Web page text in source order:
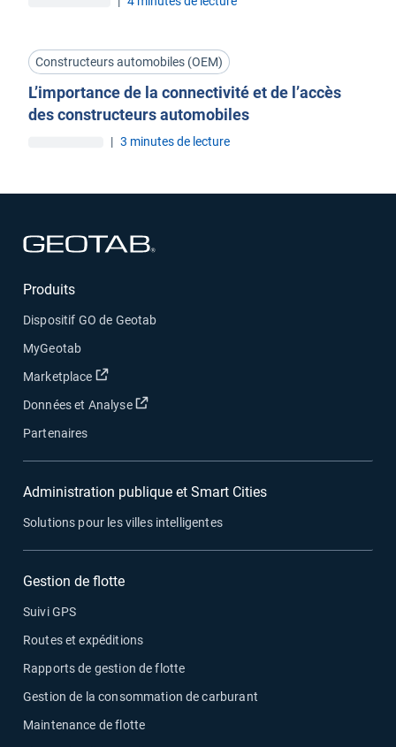
Constructeurs automobiles (OEM)
L’importance de la connectivité et de l’accès
des constructeurs automobiles
| 3 minutes de lecture
Produits
Dispositif GO de Geotab
MyGeotab
Marketplace
Ouvrir dans une nouvelle fenêtre
Données et Analyse Ouvrir dans une nouvelle fenêtre
Partenaires
Administration publique et Smart Cities
Solutions pour les villes intelligentes
Gestion de flotte
Suivi GPS
Routes et expéditions
Rapports de gestion de flotte
Gestion de la consommation de carburant
Maintenance de flotte